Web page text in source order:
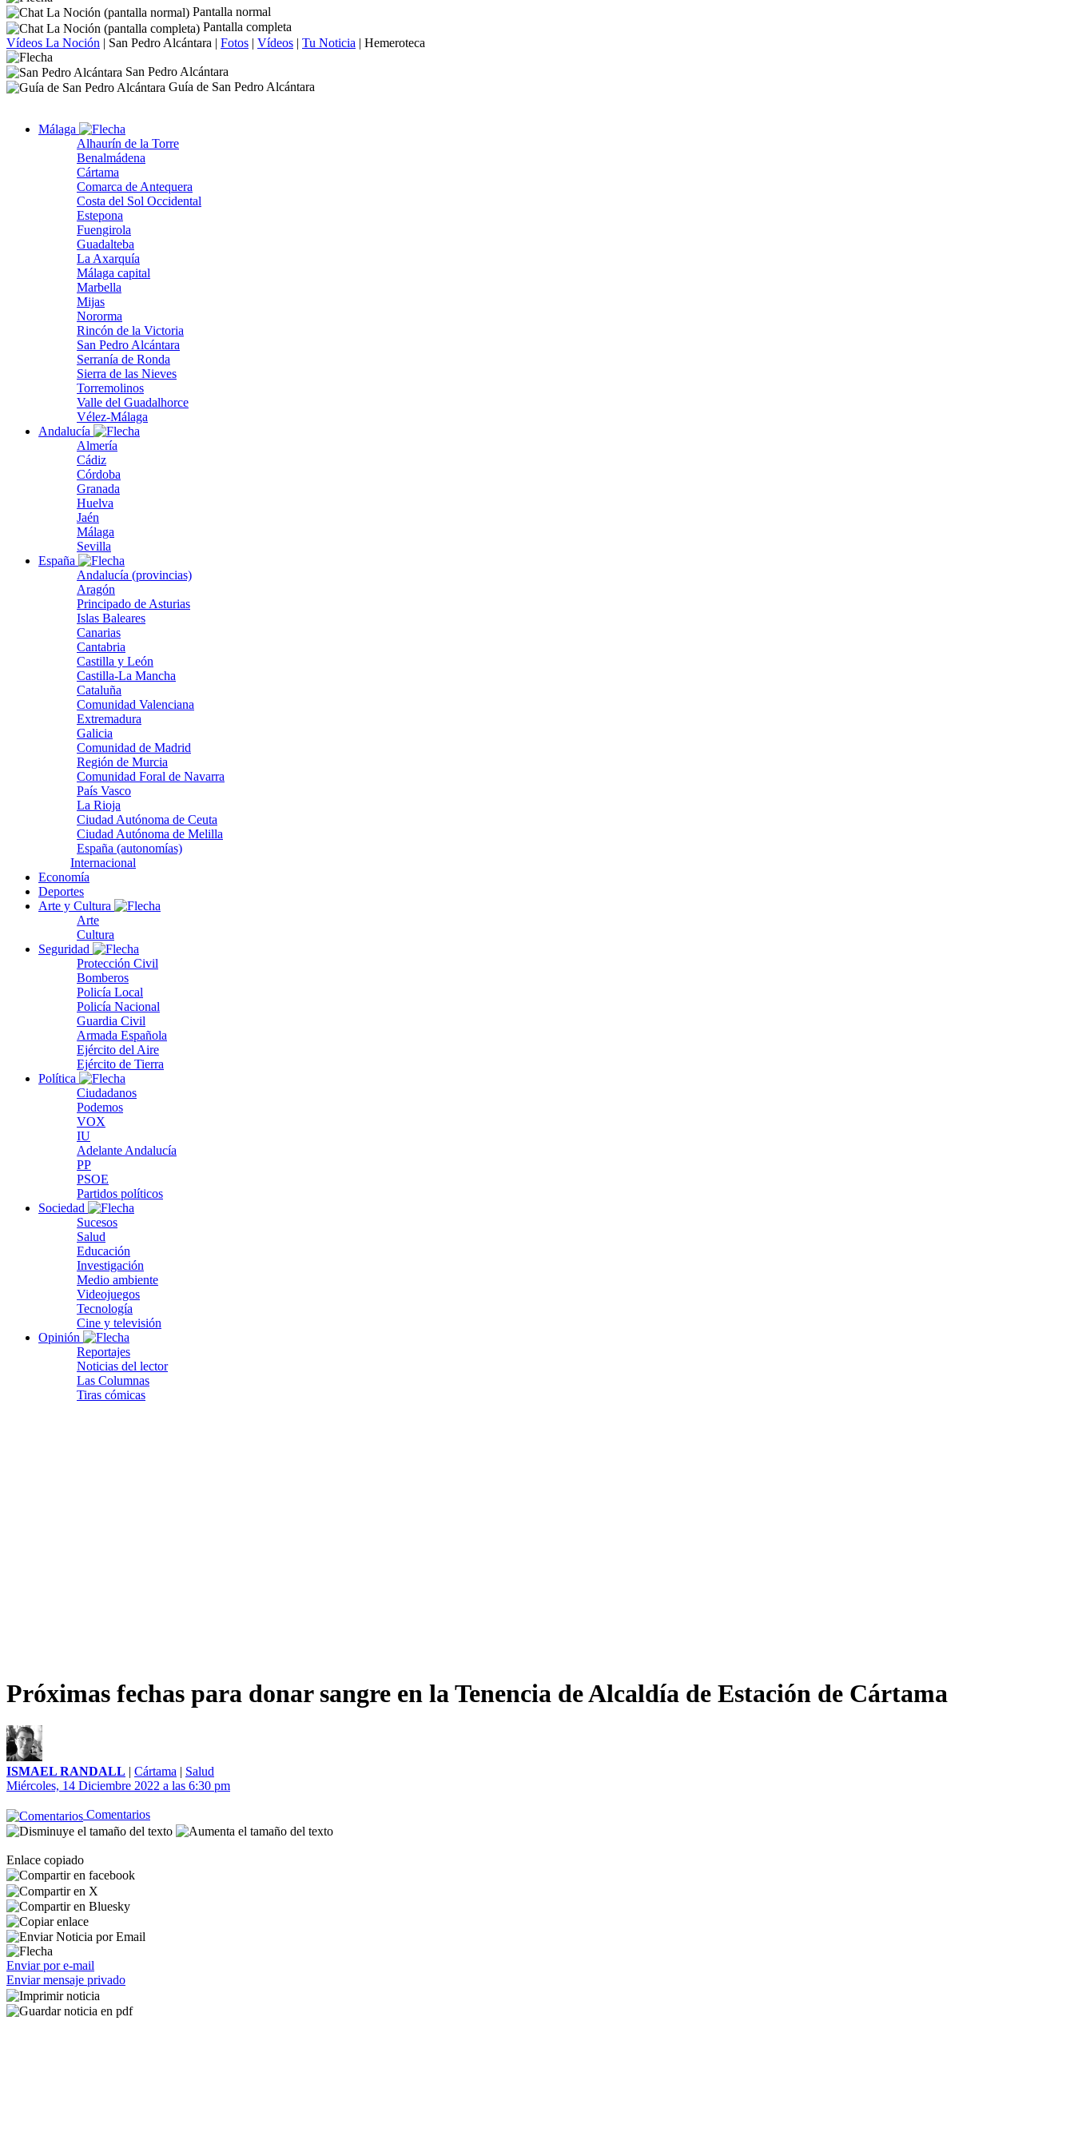
Pantalla normal
Pantalla completa
Vídeos La Noción | San Pedro Alcántara | Fotos | Vídeos | Tu Noticia | Hemeroteca
San Pedro Alcántara
Guía de San Pedro Alcántara
Málaga
Alhaurín de la Torre
Benalmádena
Cártama
Comarca de Antequera
Costa del Sol Occidental
Estepona
Fuengirola
Guadalteba
La Axarquía
Málaga capital
Marbella
Mijas
Nororma
Rincón de la Victoria
San Pedro Alcántara
Serranía de Ronda
Sierra de las Nieves
Torremolinos
Valle del Guadalhorce
Vélez-Málaga
Andalucía
Almería
Cádiz
Córdoba
Granada
Huelva
Jaén
Málaga
Sevilla
España
Andalucía (provincias)
Aragón
Principado de Asturias
Islas Baleares
Canarias
Cantabria
Castilla y León
Castilla-La Mancha
Cataluña
Comunidad Valenciana
Extremadura
Galicia
Comunidad de Madrid
Región de Murcia
Comunidad Foral de Navarra
País Vasco
La Rioja
Ciudad Autónoma de Ceuta
Ciudad Autónoma de Melilla
España (autonomías)
Internacional
Economía
Deportes
Arte y Cultura
Arte
Cultura
Seguridad
Protección Civil
Bomberos
Policía Local
Policía Nacional
Guardia Civil
Armada Española
Ejército del Aire
Ejército de Tierra
Política
Ciudadanos
Podemos
VOX
IU
Adelante Andalucía
PP
PSOE
Partidos políticos
Sociedad
Sucesos
Salud
Educación
Investigación
Medio ambiente
Videojuegos
Tecnología
Cine y televisión
Opinión
Reportajes
Noticias del lector
Las Columnas
Tiras cómicas
Próximas fechas para donar sangre en la Tenencia de Alcaldía de Estación de Cártama
ISMAEL RANDALL | Cártama | Salud
Miércoles, 14 Diciembre 2022 a las 6:30 pm
Comentarios
Enlace copiado
Enviar por e-mail
Enviar mensaje privado